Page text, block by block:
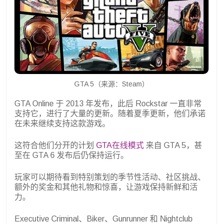
GTA 5（来源：Steam）
GTA Online 于 2013 年发布，此后 Rockstar 一直非常
支持它，进行了大量的更新。随着夏季更新，他们承诺
在未来继续支持这款游戏。
这符合他们分开的计划 GTA在线模式 来自 GTA 5，甚
至在 GTA 6 发布后仍保持运行。
玩家可以期待看到特别策划的季节性活动、社区挑战、
额外的奖金和其他礼物和惊喜，让游戏保持新鲜和活
力。
Executive Criminal、Biker、Gunrunner 和 Nightclub